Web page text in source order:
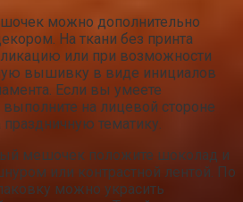
можно дополнительно
На ткани без принта
или при возможности
вышивку в виде инициалов
Если вы умеете
на лицевой стороне
тематику.
мешочек положите шоколад и
или контрастной лентой. По
можно украсить